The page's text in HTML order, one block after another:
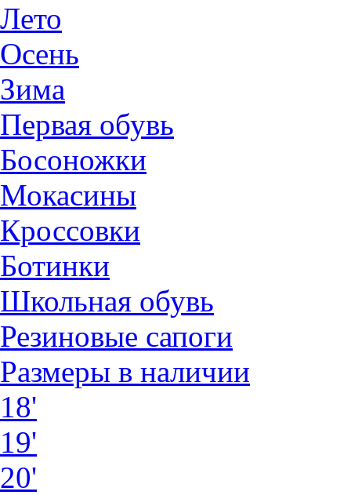
Лето
Осень
Зима
Первая обувь
Босоножки
Мокасины
Кроссовки
Ботинки
Школьная обувь
Резиновые сапоги
Размеры в наличии
18'
19'
20'